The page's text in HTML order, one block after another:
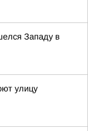
Западу в
улицу